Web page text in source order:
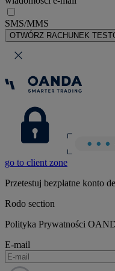
SMS/MMS
OTWÓRZ RACHUNEK
go to client zone
Przetestuj bezpłatne konto
Rodo section
Polityka Prywatności
E-mail